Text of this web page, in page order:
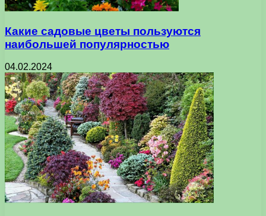
Какие садовые цветы пользуются
наибольшей популярностью
04.02.2024